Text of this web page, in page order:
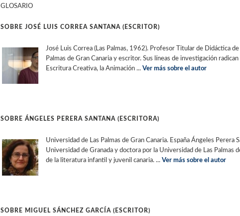
GLOSARIO
SOBRE JOSÉ LUIS CORREA SANTANA (ESCRITOR)
José Luis Correa (Las Palmas, 1962). Profesor Titular de Didáctica
Palmas de Gran Canaria y escritor. Sus líneas de investigación
Escritura Creativa, la Animación ...Ver más sobre el autor
SOBRE ÁNGELES PERERA SANTANA (ESCRITORA)
Universidad de Las Palmas de Gran Canaria. España Ángeles Perera
Universidad de Granada y doctora por la Universidad de Las Palmas
de la literatura infantil y juvenil canaria. ...Ver más sobre el autor
SOBRE MIGUEL SÁNCHEZ GARCÍA (ESCRITOR)